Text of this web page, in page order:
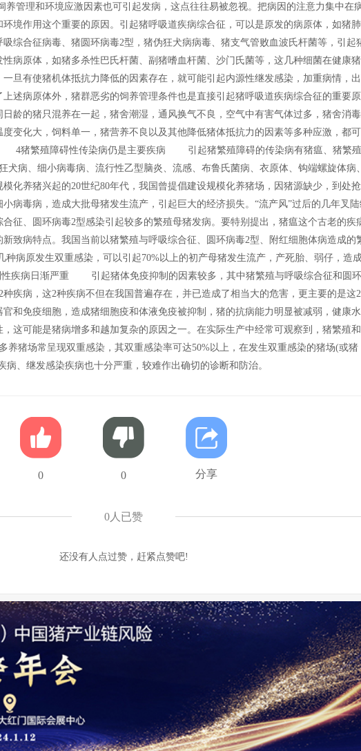
理和环境应激因素也可引起发病，这点往往易被忽视。把病因的注意力集中在
境作用这个重要的原因。引起猪呼吸道疾病综合征，可以是原发的病原体，如猪
综合征病毒、猪圆环病毒2型，猪伪狂犬病病毒、猪支气管败血波氏杆菌等，引起
病原体，如猪多杀性巴氏杆菌、副猪嗜血杆菌、沙门氏菌等，这几种细菌在健康
旦有使猪机体抵抗力降低的因素存在，就可能引起内源性继发感染，加重病情，
述病原体外，猪群恶劣的饲养管理条件也是直接引起猪呼吸道疾病综合征的重要原
龄的猪只混养在一起，猪舍潮湿，通风换气不良，空气中有害气体过多，猪舍消
变化大，饲料单一，猪营养不良以及其他降低猪体抵抗力的因素等多种应激，都
4猪繁殖障碍性传染病仍是主要疾病 引起猪繁殖障碍的传染病有猪瘟、猪繁
犬病、细小病毒病、流行性乙型脑炎、流感、布鲁氏菌病、衣原体、钩端螺旋体病
化养猪兴起的20世纪80年代，我国曾提倡建设规模化养猪场，因猪源缺少，到处
病毒病，造成大批母猪发生流产，引起巨大的经济损失。“流产风”过后的几年叉陆
征、圆环病毒2型感染引起较多的繁殖母猪发病。要特别提出，猪瘟这个古老的疾
致病特点。我国当前以猪繁殖与呼吸综合征、圆环病毒2型、附红细胞体病造成的
种病原发生双重感染，可以引起70%以上的初产母猪发生流产，产死胎、弱仔，造
病日渐严重 引起猪体免疫抑制的因素较多，其中猪繁殖与呼吸综合征和圆
疾病，这2种疾病不但在我国普遍存在，并已造成了相当大的危害，更主要的是这
和免疫细胞，造成猪细胞疫和体液免疫被抑制，猪的抗病能力明显被减弱，健康
这可能是猪病增多和越加复杂的原因之一。在实际生产中经常可观察到，猪繁殖
养猪场常呈现双重感染，其双重感染率可达50%以上，在发生双重感染的猪场(或猪
病、继发感染疾病也十分严重，较难作出确切的诊断和防治。
0 0 分享
0 人已赞
还没有人点过赞，赶紧点赞吧!